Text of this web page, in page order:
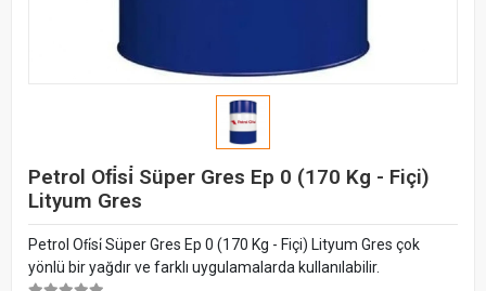
Petrol Ofi̇si̇ Süper Gres Ep 0 (170 Kg - Fiçi)
Lityum Gres
Petrol Ofi̇si̇ Süper Gres Ep 0 (170 Kg - Fiçi) Lityum Gres çok
yönlü bir yağdır ve farklı uygulamalarda kullanılabilir.